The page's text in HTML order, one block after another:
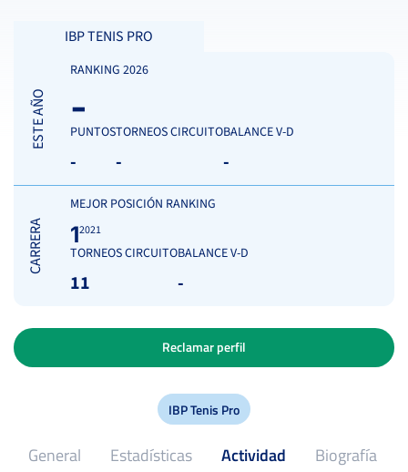
IBP TENIS PRO
ESTE AÑO
RANKING 2026
-
PUNTOS
-
TORNEOS CIRCUITO
-
BALANCE V-D
-
CARRERA
MEJOR POSICIÓN RANKING
12021
TORNEOS CIRCUITO
11
BALANCE V-D
-
IBP Tenis Pro
General Estadísticas Actividad Biografía
Reclamar perfil